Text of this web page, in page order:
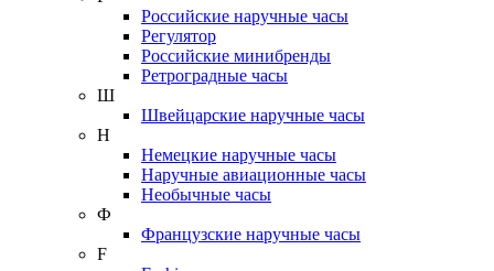
Российские наручные часы
Регулятор
Российские минибренды
Ретроградные часы
Ш
Швейцарские наручные часы
Н
Немецкие наручные часы
Наручные авиационные часы
Необычные часы
Ф
Французские наручные часы
F